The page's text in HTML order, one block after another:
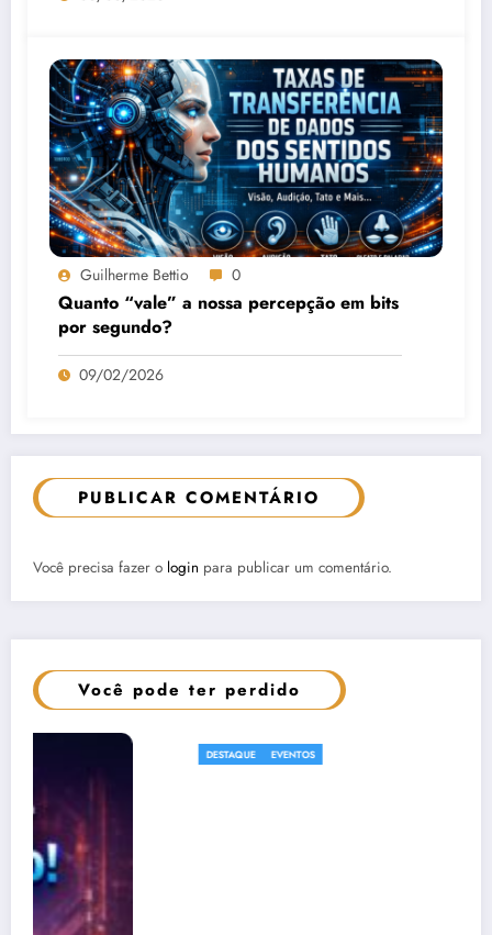
Guilherme Bettio 0
Quanto “vale” a nossa percepção em bits
por segundo?
09/02/2026
PUBLICAR COMENTÁRIO
Você precisa fazer o login para publicar um comentário.
Você pode ter perdido
CURSOS DESTAQUE